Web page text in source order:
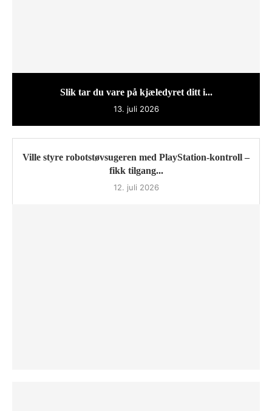
Slik tar du vare på kjæledyret ditt i...
13. juli 2026
Ville styre robotstøvsugeren med PlayStation-kontroll –
fikk tilgang...
12. juli 2026